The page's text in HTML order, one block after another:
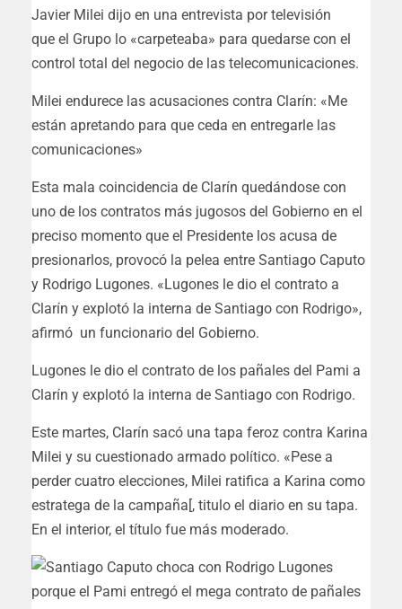
Javier Milei dijo en una entrevista por televisión
que el Grupo lo «carpeteaba» para quedarse con el
control total del negocio de las telecomunicaciones.
Milei endurece las acusaciones contra Clarín: «Me
están apretando para que ceda en entregarle las
comunicaciones»
Esta mala coincidencia de Clarín quedándose con
uno de los contratos más jugosos del Gobierno en el
preciso momento que el Presidente los acusa de
presionarlos, provocó la pelea entre Santiago Caputo
y Rodrigo Lugones. «Lugones le dio el contrato a
Clarín y explotó la interna de Santiago con Rodrigo»,
afirmó un funcionario del Gobierno.
Lugones le dio el contrato de los pañales del Pami a
Clarín y explotó la interna de Santiago con Rodrigo.
Este martes, Clarín sacó una tapa feroz contra Karina
Milei y su cuestionado armado político. «Pese a
perder cuatro elecciones, Milei ratifica a Karina como
estratega de la campaña[, titulo el diario en su tapa.
En el interior, el título fue más moderado.